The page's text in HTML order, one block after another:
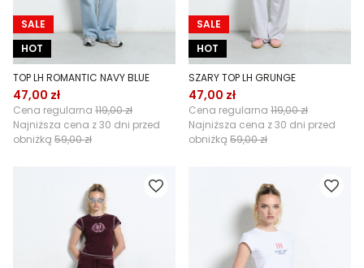
SALE
HOT
TOP LH ROMANTIC NAVY BLUE
47,00 zł
Cena regularna 119,00 zł
Najniższa cena z 30 dni przed
obniżką 59,00 zł
SALE
HOT
SZARY TOP LH GRUNGE
47,00 zł
Cena regularna 119,00 zł
Najniższa cena z 30 dni przed
obniżką 59,00 zł